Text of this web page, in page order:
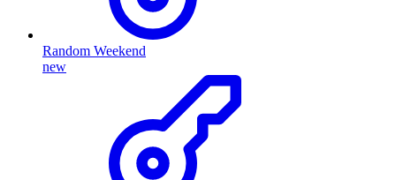
Random Weekend
new